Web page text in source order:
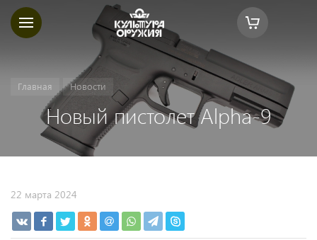
Главная Новости
Новый пистолет Alpha-9
22 марта 2024